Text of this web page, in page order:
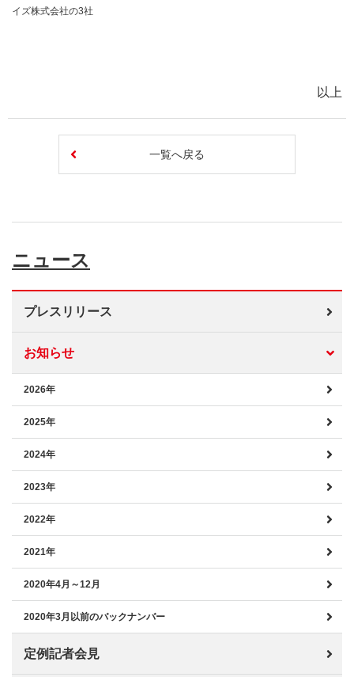
イズ株式会社の3社
以上
一覧へ戻る
ニュース
プレスリリース
お知らせ
2026年
2025年
2024年
2023年
2022年
2021年
2020年4月～12月
2020年3月以前のバックナンバー
定例記者会見